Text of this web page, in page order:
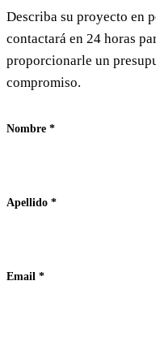
Describa su proyecto en
contactará en 24 horas
proporcionarle un
compromiso.
Nombre *
Apellido *
Email *